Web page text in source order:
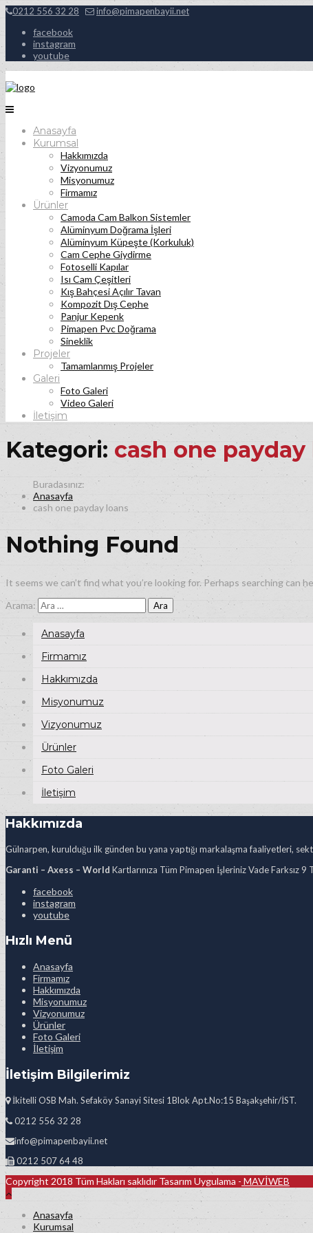
0212 556 32 28 info@pimapenbayii.net
facebook
instagram
youtube
Anasayfa
Kurumsal
Hakkımızda
Vizyonumuz
Misyonumuz
Firmamız
Ürünler
Camoda Cam Balkon Sistemler
Alüminyum Doğrama İşleri
Alüminyum Küpeşte (Korkuluk)
Cam Cephe Giydirme
Fotoselli Kapılar
Isı Cam Çeşitleri
Kış Bahçesi Açılır Tavan
Kompozit Dış Cephe
Panjur Kepenk
Pimapen Pvc Doğrama
Sineklik
Projeler
Tamamlanmış Projeler
Galeri
Foto Galeri
Video Galeri
İletişim
Kategori: cash one payday
Anasayfa
cash one payday loans
Nothing Found
It seems we can’t find what you’re looking for. Perhaps searching can
Arama:
Anasayfa
Firmamız
Hakkımızda
Misyonumuz
Vizyonumuz
Ürünler
Foto Galeri
İletişim
Hakkımızda
Gülnarpen, kurulduğu ilk günden bu yana yaptığı markalaşma faaliyetleri,
Garanti – Axess – World Kartlarınıza Tüm Pimapen İşleriniz Vade Farksız 9
facebook
instagram
youtube
Hızlı Menü
Anasayfa
Firmamız
Hakkımızda
Misyonumuz
Vizyonumuz
Ürünler
Foto Galeri
İletişim
İletişim Bilgilerimiz
İkitelli OSB Mah. Sefaköy Sanayi Sitesi 1Blok Apt.No:15 Başakşehir/İST.
0212 556 32 28
info@pimapenbayii.net
0212 507 64 48
Copyright 2018 Tüm Hakları saklıdır Tasarım Uygulama - MAVİWEB
Anasayfa
Kurumsal